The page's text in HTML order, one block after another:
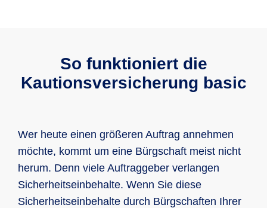
So funktioniert die
Kautionsversicherung basic
Wer heute einen größeren Auftrag annehmen
möchte, kommt um eine Bürgschaft meist nicht
herum. Denn viele Auftraggeber verlangen
Sicherheitseinbehalte. Wenn Sie diese
Sicherheitseinbehalte durch Bürgschaften Ihrer